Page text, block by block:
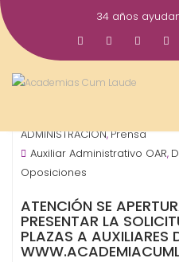
Saltar
al
contenido
34 años
Ago
2017
ADMINISTRACIÓN,Prensa
Auxiliar Administrativo OAR,
Oposiciones
ATENCIÓN SE
PRESENTAR LA
PLAZAS A AUXILIARES